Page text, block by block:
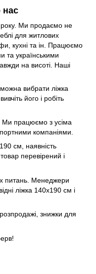
нас
Ми продаємо не
для житлових
кухні та ін. Працюємо
та українськими
на висоті. Наші
вибрати ліжка
його і робіть
Ми працюємо з усіма
компаніями.
см, наявність
перевірений і
питань. Менеджери
ліжка 140x190 см і
знижки для